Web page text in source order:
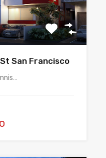
San Francisco